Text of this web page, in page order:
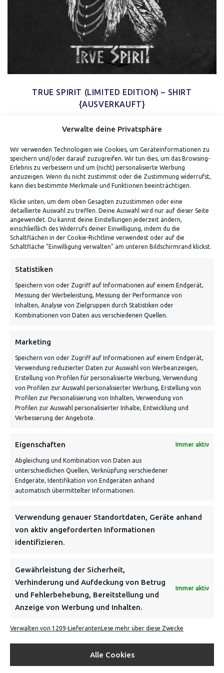
Verwalte deine Privatsphäre
Wir verwenden Technologien wie Cookies, um Geräteinformationen zu
speichern und/oder darauf zuzugreifen. Wir tun dies, um das Browsing-
Erlebnis zu verbessern und um (nicht) personalisierte Werbung
anzuzeigen. Wenn du nicht zustimmst oder die Zustimmung widerrufst,
kann dies bestimmte Merkmale und Funktionen beeinträchtigen.
Klicke unten, um dem oben Gesagten zuzustimmen oder eine
detaillierte Auswahl zu treffen. Deine Auswahl wird nur auf dieser Seite
angewendet. Du kannst deine Einstellungen jederzeit ändern,
einschließlich des Widerrufs deiner Einwilligung, indem du die
Schaltflächen in der Cookie-Richtlinie verwendest oder auf die
Schaltfläche "Einwilligung verwalten" am unteren Bildschirmrand klickst.
Statistiken
Speichern von oder Zugriff auf Informationen auf einem Endgerät,
Messung der Werbeleistung, Messung der Performance von
Inhalten, Analyse von Zielgruppen durch Statistiken oder
Kombinationen von Daten aus verschiedenen Quellen.
Marketing
Speichern von oder Zugriff auf Informationen auf einem Endgerät,
Verwendung reduzierter Daten zur Auswahl von Werbeanzeigen,
Erstellung von Profilen für personalisierte Werbung, Verwendung
von Profilen zur Auswahl personalisierter Werbung, Erstellung von
Profilen zur Personalisierung von Inhalten, Verwendung von
Profilen zur Auswahl personalisierter Inhalte, Entwicklung und
Verbesserung der Angebote.
Eigenschaften Immer aktiv
Abgleichung und Kombination von Daten aus
unterschiedlichen Quellen, Verknüpfung verschiedener
Endgeräte, Identifikation von Endgeräten anhand
automatisch übermittelter Informationen.
Verwendung genauer Standortdaten, Geräte anhand
von aktiv angeforderten Informationen
identifizieren.
Gewährleistung der Sicherheit,
Verhinderung und Aufdeckung von Betrug
und Fehlerbehebung, Bereitstellung und
Anzeige von Werbung und Inhalten.
Immer aktiv
Verwalten von 1209-LieferantenLese mehr über diese Zwecke
Alle Cookies
TRUE SPIRIT (LIMITED EDITION) – SHIRT
{AUSVERKAUFT}
ADRESSE
Von Tiling GmbH
Kontakt: Mo - Fr von 10:00 bis 18:00 Uhr
info@vontiling.de
VERSANDKOSTENHINWEIS:
NEWSLETTER
Danke, deine Registrierung war erfolgreich! Bitte prüfe
FOLGE UNS
INFORMATIONEN